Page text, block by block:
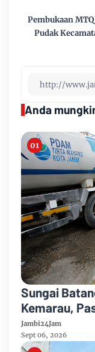
Pembukaan
Pudak
Anda
Sungai
Kemarau,
Mayang
Jambi24Jam
Sept 06, 2026